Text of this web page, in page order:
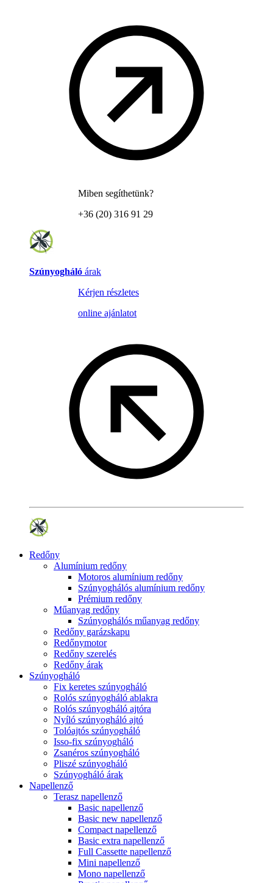
Miben segíthetünk?
+36 (20) 316 91 29
Szúnyogháló árak
Kérjen részletes
online ajánlatot
Redőny
Alumínium redőny
Motoros alumínium redőny
Szúnyoghálós alumínium redőny
Prémium redőny
Műanyag redőny
Szúnyoghálós műanyag redőny
Redőny garázskapu
Redőnymotor
Redőny szerelés
Redőny árak
Szúnyogháló
Fix keretes szúnyogháló
Rolós szúnyogháló ablakra
Rolós szúnyogháló ajtóra
Nyíló szúnyogháló ajtó
Tolóajtós szúnyogháló
Isso-fix szúnyogháló
Zsanéros szúnyogháló
Pliszé szúnyogháló
Szúnyogháló árak
Napellenző
Terasz napellenző
Basic napellenző
Basic new napellenző
Compact napellenző
Basic extra napellenző
Full Cassette napellenző
Mini napellenző
Mono napellenző